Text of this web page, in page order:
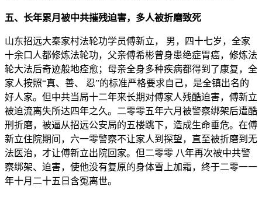
五、长年累月被中共摧残迫害，多人被折磨致死
山东招远大秦家村法轮功学员傅新立， 男，四十七岁，全家
十余口人都修炼法轮功，父亲傅希彬曾身患绝症胃癌，修炼法
轮大法后奇迹般地痊愈；母亲全身多种疾病都得到了康复，全
家人按照“真、善、 忍”的标准严格要求自己，是全镇出名的
好人家。但中共当局十二年来长期对傅家人残酷迫害，傅新立
被迫流离失所达四年之久。二零零五年六月被警察绑架后遭酷
刑折磨，被逼从招远公安局的五楼跳下，造成生命垂危。在傅
新立住院期间，六一零警察不让家人到探望，直至被折磨到无
法医治，才让傅新立出院回家。但二零零 八年再次被中共警
察绑架、迫害，使他没有复原的身体雪上加霜，终于二零一一
年十月二十五日含冤离世。